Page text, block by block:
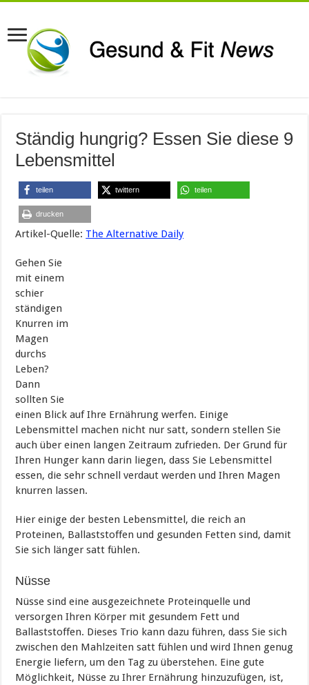
Ständig hungrig? Essen Sie diese 9
Lebensmittel
teilen twittern teilen
drucken
Artikel-Quelle: The Alternative Daily
Gehen Sie
mit einem
schier
ständigen
Knurren im
Magen
durchs
Leben?
Dann
sollten Sie
einen Blick auf Ihre Ernährung werfen. Einige
Lebensmittel machen nicht nur satt, sondern stellen Sie
auch über einen langen Zeitraum zufrieden. Der Grund für
Ihren Hunger kann darin liegen, dass Sie Lebensmittel
essen, die sehr schnell verdaut werden und Ihren Magen
knurren lassen.
Hier einige der besten Lebensmittel, die reich an
Proteinen, Ballaststoffen und gesunden Fetten sind, damit
Sie sich länger satt fühlen.
Nüsse
Nüsse sind eine ausgezeichnete Proteinquelle und
versorgen Ihren Körper mit gesundem Fett und
Ballaststoffen. Dieses Trio kann dazu führen, dass Sie sich
zwischen den Mahlzeiten satt fühlen und wird Ihnen genug
Energie liefern, um den Tag zu überstehen. Eine gute
Möglichkeit, Nüsse zu Ihrer Ernährung hinzuzufügen, ist,